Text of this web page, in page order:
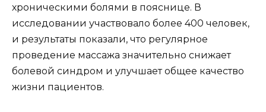
хроническими болями в пояснице. В
исследовании участвовало более 400 человек,
и результаты показали, что регулярное
проведение массажа значительно снижает
болевой синдром и улучшает общее качество
жизни пациентов.